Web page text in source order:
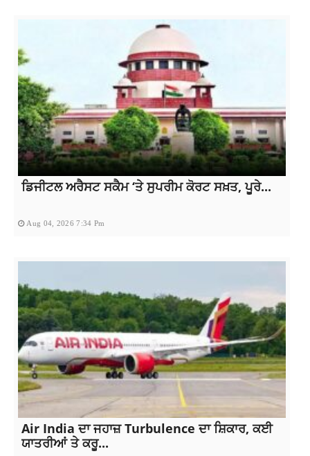
ਡਿਜੀਟਲ ਅਰੈਸਟ ਸਕੈਮ ‘ਤੇ ਸੁਪਰੀਮ ਕੋਰਟ ਸਖ਼ਤ, ਪੂਰੇ...
Aug 04, 2026 7:34 Pm
Air India ਦਾ ਜਹਾਜ਼ Turbulence ਦਾ ਸ਼ਿਕਾਰ, ਕਈ
ਯਾਤਰੀਆਂ ਤੇ ਕਰੂ...